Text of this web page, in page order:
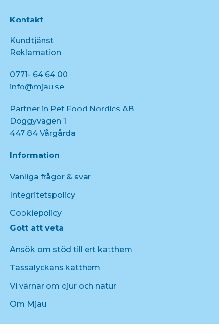
Kontakt
Kundtjänst
Reklamation
0771- 64 64 00
info@mjau.se
Partner in Pet Food Nordics AB
Doggyvägen 1
447 84 Vårgårda
Information
Vanliga frågor & svar
Integritetspolicy
Cookiepolicy
Gott att veta
Ansök om stöd till ert katthem
Tassalyckans katthem
Vi värnar om djur och natur
Om Mjau